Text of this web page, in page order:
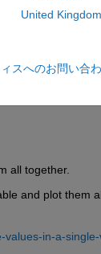
サインインして
all together.
and plot them
in-a-
United Kingdom
スへのお問い合